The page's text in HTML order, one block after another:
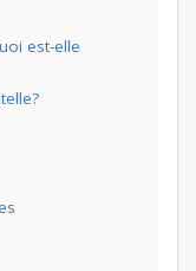
est-elle